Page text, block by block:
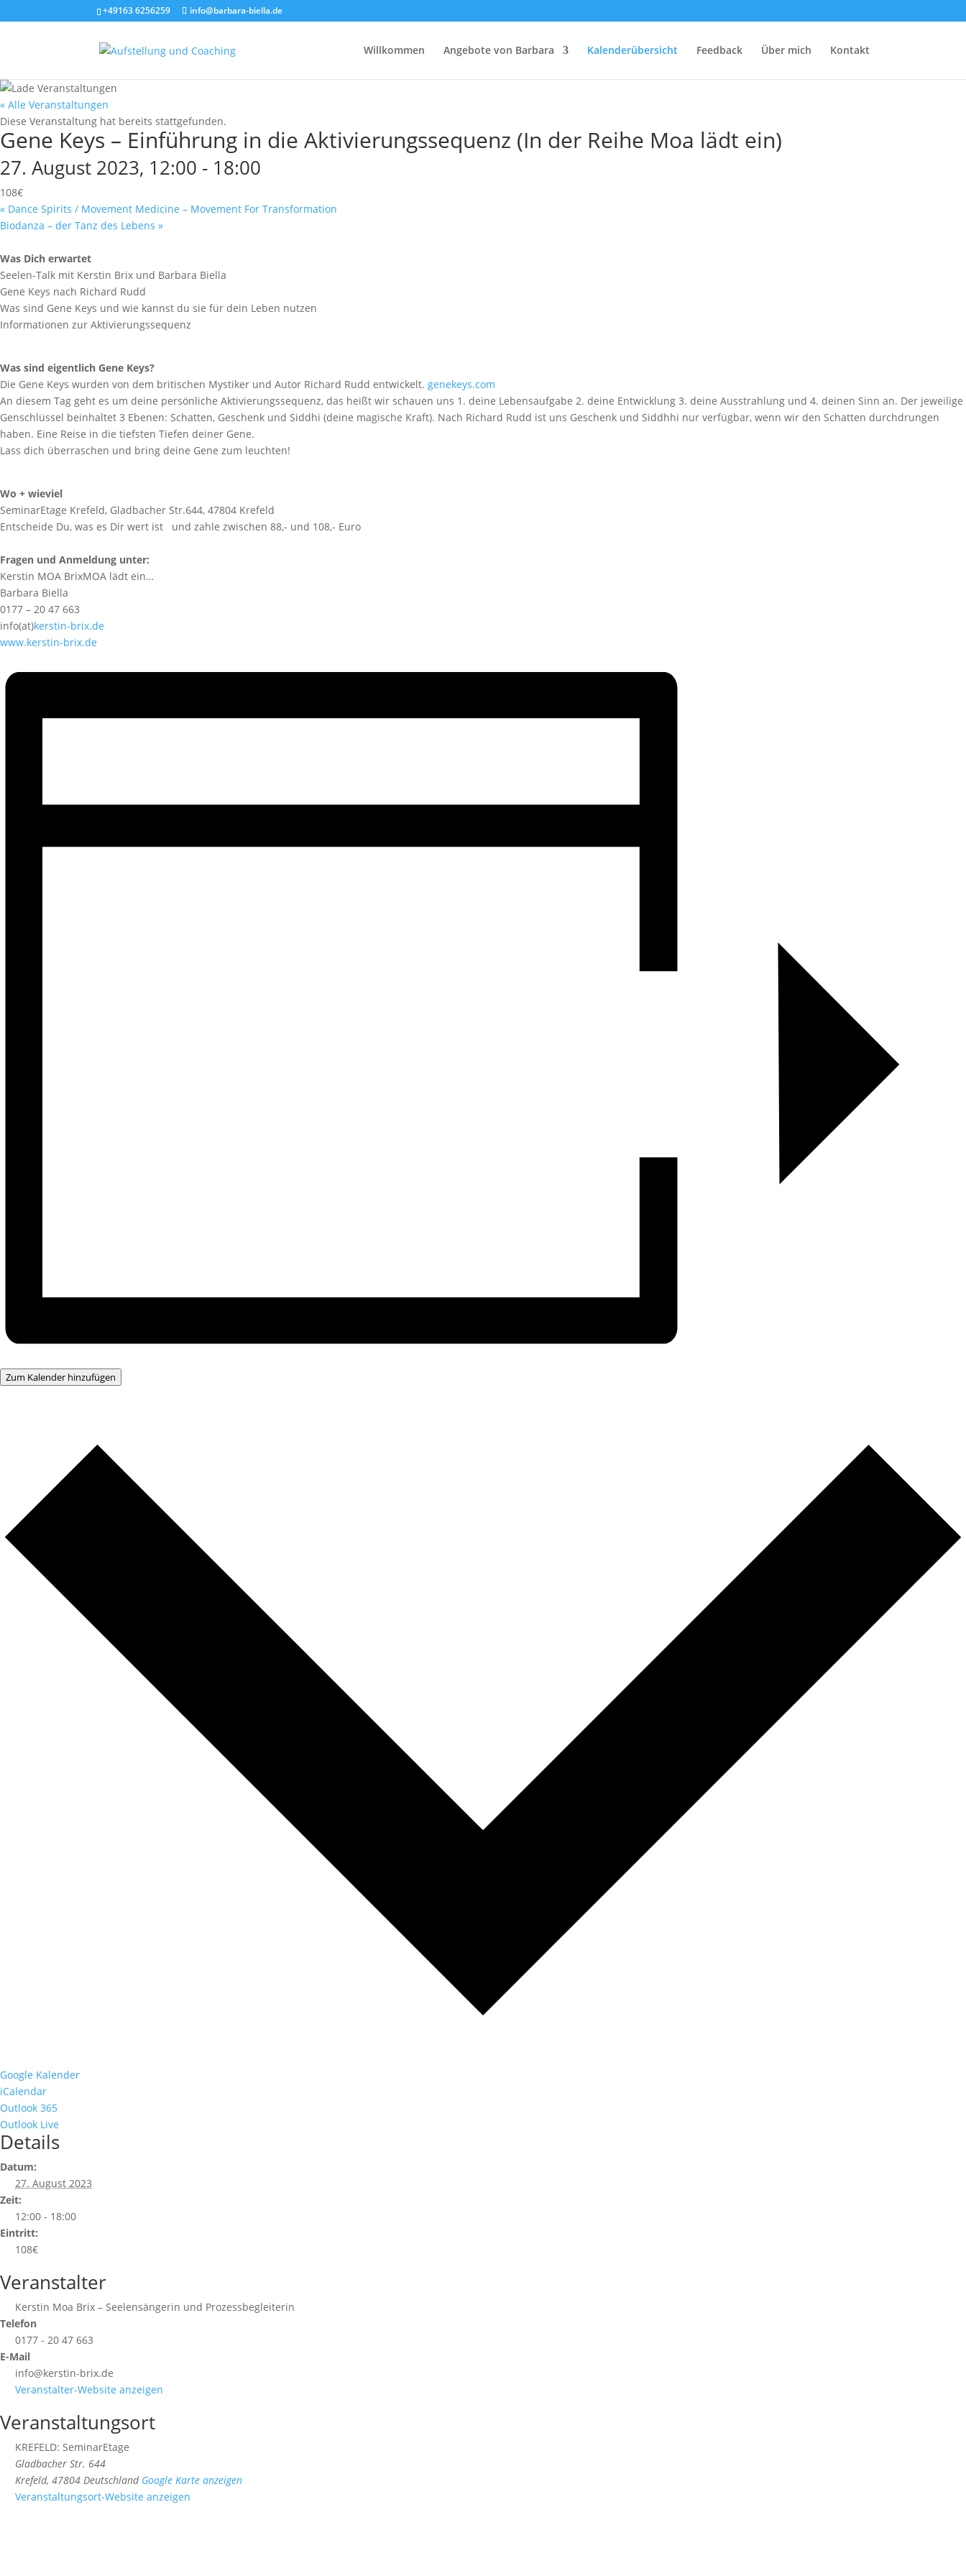
+49163 6256259 info@barbara-biella.de
Willkommen Angebote von Barbara Kalenderübersicht Feedback Über mich Kontakt
« Alle Veranstaltungen
Diese Veranstaltung hat bereits stattgefunden.
Gene Keys – Einführung in die Aktivierungssequenz (In der Reihe Moa lädt ein)
27. August 2023, 12:00 - 18:00
108€
« Dance Spirits / Movement Medicine – Movement For Transformation
Biodanza – der Tanz des Lebens »
Was Dich erwartet
Seelen-Talk mit Kerstin Brix und Barbara Biella
Gene Keys nach Richard Rudd
Was sind Gene Keys und wie kannst du sie für dein Leben nutzen
Informationen zur Aktivierungssequenz
Was sind eigentlich Gene Keys?
Die Gene Keys wurden von dem britischen Mystiker und Autor Richard Rudd entwickelt. genekeys.com
An diesem Tag geht es um deine persönliche Aktivierungssequenz, das heißt wir schauen uns 1. deine Lebensaufgabe 2. deine Entwicklung 3. deine Ausstrahlung und 4. deinen Sinn an. Der jeweilige
Genschlüssel beinhaltet 3 Ebenen: Schatten, Geschenk und Siddhi (deine magische Kraft). Nach Richard Rudd ist uns Geschenk und Siddhhi nur verfügbar, wenn wir den Schatten durchdrungen
haben. Eine Reise in die tiefsten Tiefen deiner Gene.
Lass dich überraschen und bring deine Gene zum leuchten!
Wo + wieviel
SeminarEtage Krefeld, Gladbacher Str.644, 47804 Krefeld
Entscheide Du, was es Dir wert ist und zahle zwischen 88,- und 108,- Euro
Fragen und Anmeldung unter:
Kerstin MOA BrixMOA lädt ein…
Barbara Biella
0177 – 20 47 663
info(at)kerstin-brix.de
www.kerstin-brix.de
Zum Kalender hinzufügen
Google Kalender
iCalendar
Outlook 365
Outlook Live
Details
Datum:
27. August 2023
Zeit:
12:00 - 18:00
Eintritt:
108€
Veranstalter
Kerstin Moa Brix – Seelensängerin und Prozessbegleiterin
Telefon
0177 - 20 47 663
E-Mail
info@kerstin-brix.de
Veranstalter-Website anzeigen
Veranstaltungsort
KREFELD: SeminarEtage
Gladbacher Str. 644
Krefeld, 47804 Deutschland Google Karte anzeigen
Veranstaltungsort-Website anzeigen